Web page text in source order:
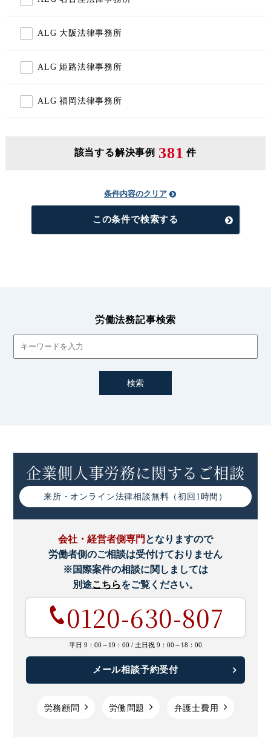
ALG 大阪法律事務所
ALG 姫路法律事務所
ALG 福岡法律事務所
該当する解決事例 381 件
条件内容のクリア
この条件で検索する
労働法務記事検索
企業側人事労務に関するご相談
来所・オンライン法律相談無料（初回1時間）
会社・経営者側専門 となりますので
労働者側のご相談は受付けておりません
※国際案件の相談に関しましては
別途こちらをご覧ください。
0120-630-807
平日 9：00～19：00 / 土日祝 9：00～18：00
メール相談予約受付
労務顧問 労働問題 弁護士費用